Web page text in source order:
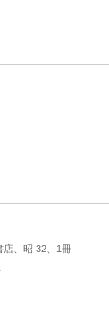
店、昭 32、1冊